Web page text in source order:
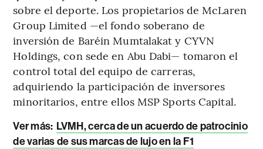
sobre el deporte. Los propietarios de McLaren
Group Limited —el fondo soberano de
inversión de Baréin Mumtalakat y CYVN
Holdings, con sede en Abu Dabi— tomaron el
control total del equipo de carreras,
adquiriendo la participación de inversores
minoritarios, entre ellos MSP Sports Capital.
Ver más: LVMH, cerca de un acuerdo de patrocinio
de varias de sus marcas de lujo en la F1